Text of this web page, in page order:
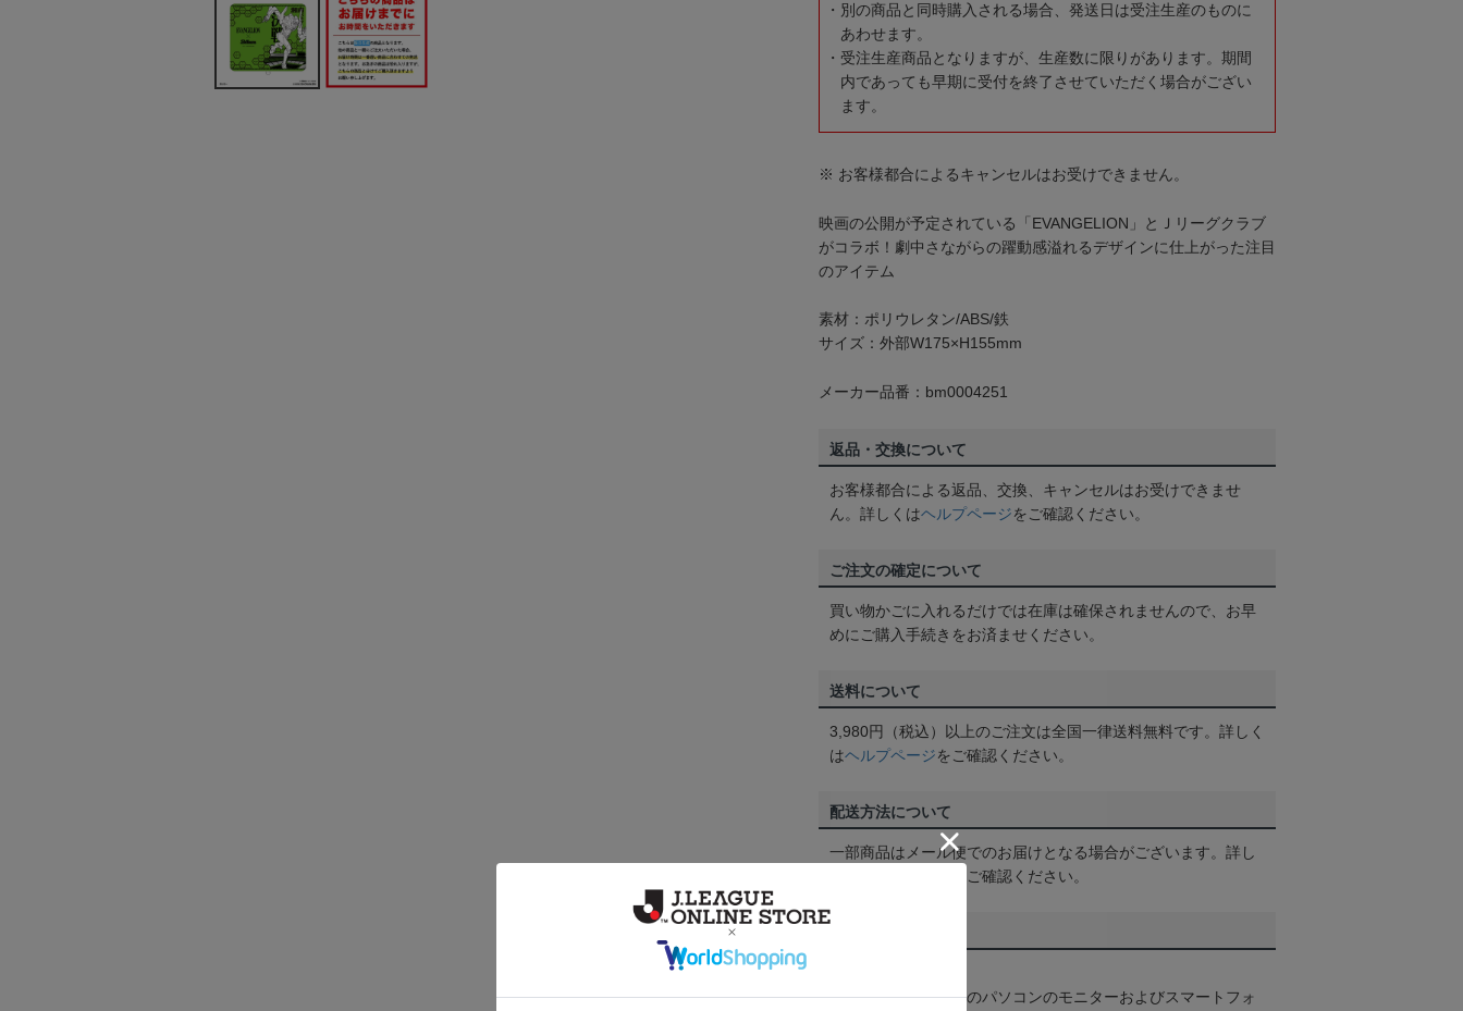
別の商品と同時購入される場合、発送日は受注生産のものに
あわせます。
受注生産商品となりますが、生産数に限りがあります。期間
内であっても早期に受付を終了させていただく場合がござい
ます。
※ お客様都合によるキャンセルはお受けできません。
映画の公開が予定されている「EVANGELION」とＪリーグクラブ
がコラボ！劇中さながらの躍動感溢れるデザインに仕上がった注目
のアイテム
素材：ポリウレタン/ABS/鉄
サイズ：外部W175×H155mm
メーカー品番：bm0004251
返品・交換について
お客様都合による返品、交換、キャンセルはお受けできませ
ん。詳しくはヘルプページをご確認ください。
ご注文の確定について
買い物かごに入れるだけでは在庫は確保されませんので、お早
めにご購入手続きをお済ませください。
送料について
3,980円（税込）以上のご注文は全国一律送料無料です。詳しく
はヘルプページをご確認ください。
配送方法について
一部商品はメール便でのお届けとなる場合がございます。詳し
をご確認ください。
商品画像は、お使いのパソコンのモニターおよびスマートフォ